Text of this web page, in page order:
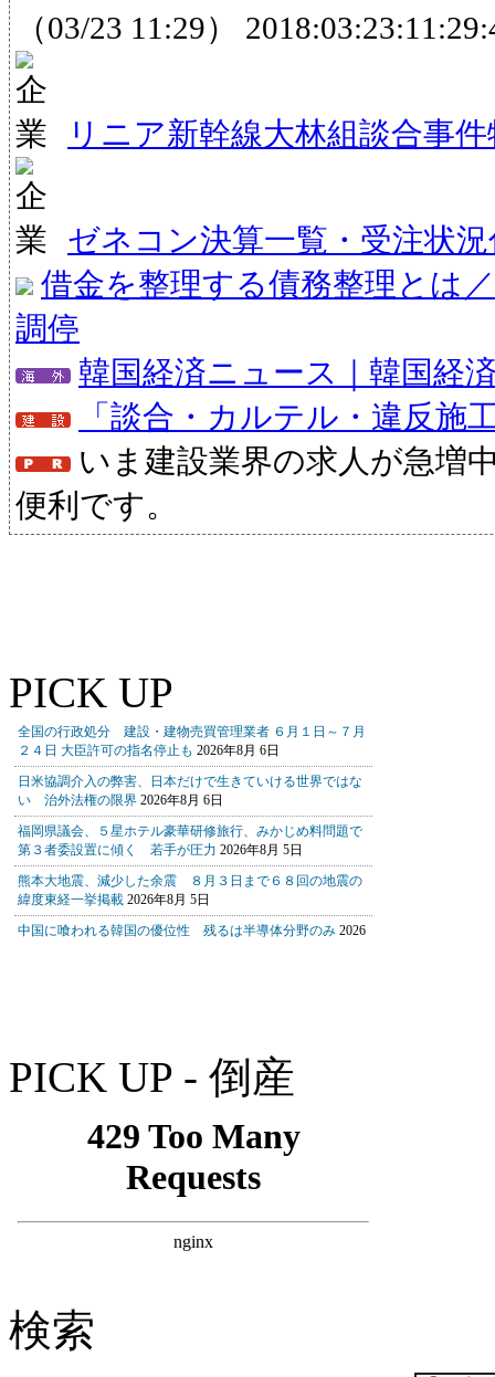
（03/23 11:29）
リニア新幹線大林組談合事
ゼネコン決算一覧・受注状況
借金を整理する債務整理とは
調停
韓国経済ニュース｜韓国経
「談合・カルテル・違反施
いま建設業界の求人が急増
便利です。
PICK UP
PICK UP - 倒産
検索